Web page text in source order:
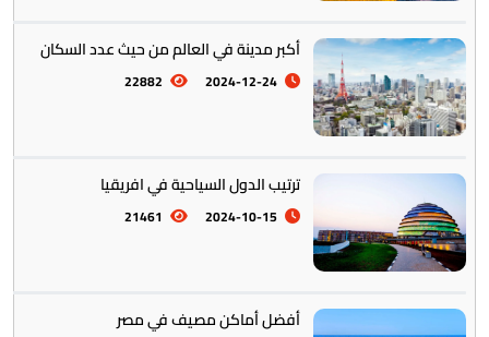
أكبر مدينة في العالم من حيث عدد السكان
2024-12-24
22882
ترتيب الدول السياحية في افريقيا
2024-10-15
21461
أفضل أماكن مصيف في مصر